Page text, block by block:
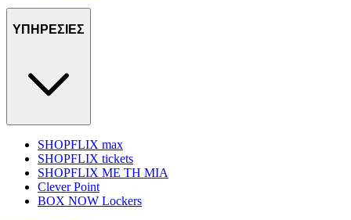
ΥΠΗΡΕΣΙΕΣ
SHOPFLIX max
SHOPFLIX tickets
SHOPFLIX ΜΕ ΤΗ ΜΙΑ
Clever Point
BOX NOW Lockers